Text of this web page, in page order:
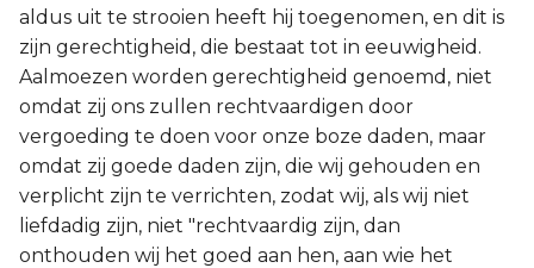
aldus uit te strooien heeft hij toegenomen, en dit is
zijn gerechtigheid, die bestaat tot in eeuwigheid.
Aalmoezen worden gerechtigheid genoemd, niet
omdat zij ons zullen rechtvaardigen door
vergoeding te doen voor onze boze daden, maar
omdat zij goede daden zijn, die wij gehouden en
verplicht zijn te verrichten, zodat wij, als wij niet
liefdadig zijn, niet "rechtvaardig zijn, dan
onthouden wij het goed aan hen, aan wie het